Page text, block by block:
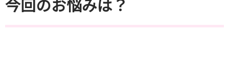
今回のお悩みは？